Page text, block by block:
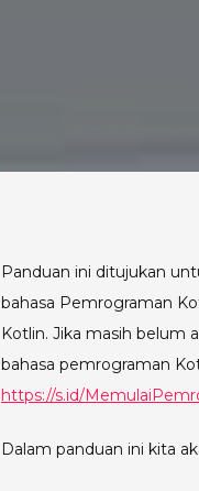
Panduan ini ditujukan
bahasa Pemrograman
Kotlin. Jika masih belum
bahasa pemrograman
https://s.id/
Dalam panduan ini kita